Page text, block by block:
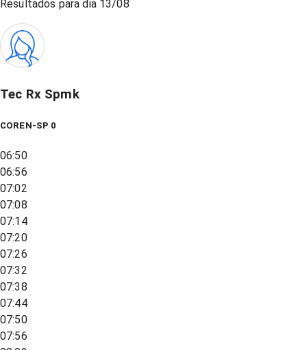
Resultados para dia 13/08
Tec Rx Spmk
COREN-SP 0
06:50
06:56
07:02
07:08
07:14
07:20
07:26
07:32
07:38
07:44
07:50
07:56